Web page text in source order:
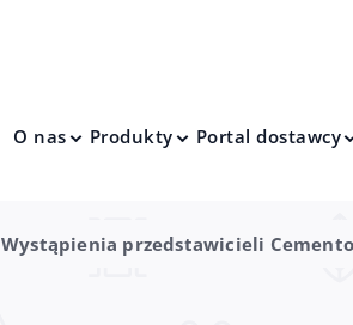
O nas Produkty Portal dostawcy
Wystąpienia przedstawicieli